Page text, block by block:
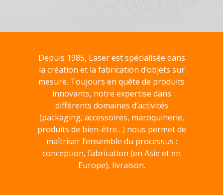
Depuis 1985, Laser est spécialisée dans
la création et la fabrication d’objets sur
mesure. Toujours en quête de produits
innovants, notre expertise dans
différents domaines d’activités
(packaging, accessoires, maroquinerie,
produits de bien-être…) nous permet de
maîtriser l’ensemble du processus :
conception, fabrication (en Asie et en
Europe), livraison.